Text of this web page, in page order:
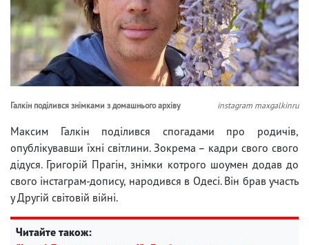
Галкін поділився знімками з домашнього архіву instagram maxgalkinru
Максим Галкін поділився спогадами про родичів,
опублікувавши їхні світлини. Зокрема – кадри свого свого
дідуся. Григорій Прагін, знімки котрого шоумен додав до
свого інстаграм-допису, народився в Одесі. Він брав участь
у Другій світовій війні.
Читайте також: